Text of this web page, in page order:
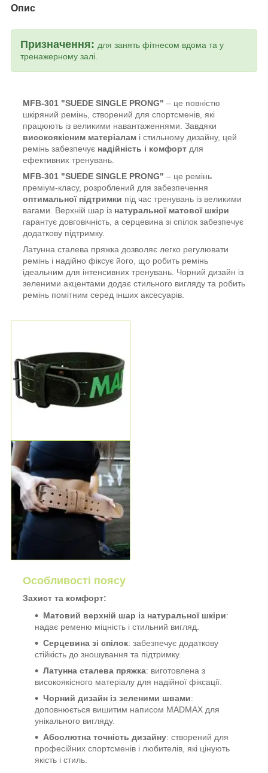
Опис
Призначення: для занять фітнесом вдома та у
тренажерному залі.
MFB-301 "SUEDE SINGLE PRONG" – це повністю
шкіряний ремінь, створений для спортсменів, які
працюють із великими навантаженнями. Завдяки
високоякісним матеріалам і стильному дизайну, цей
ремінь забезпечує надійність і комфорт для
ефективних тренувань.
MFB-301 "SUEDE SINGLE PRONG" – це ремінь
преміум-класу, розроблений для забезпечення
оптимальної підтримки під час тренувань із великими
вагами. Верхній шар із натуральної матової шкіри
гарантує довговічність, а серцевина зі спілок забезпечує
додаткову підтримку.
Латунна сталева пряжка дозволяє легко регулювати
ремінь і надійно фіксує його, що робить ремінь
ідеальним для інтенсивних тренувань. Чорний дизайн із
зеленими акцентами додає стильного вигляду та робить
ремінь помітним серед інших аксесуарів.
Особливості поясу
Захист та комфорт:
Матовий верхній шар із натуральної шкіри:
надає ременю міцність і стильний вигляд.
Серцевина зі спілок: забезпечує додаткову
стійкість до зношування та підтримку.
Латунна сталева пряжка: виготовлена з
високоякісного матеріалу для надійної фіксації.
Чорний дизайн із зеленими швами:
доповнюється вишитим написом MADMAX для
унікального вигляду.
Абсолютна точність дизайну: створений для
професійних спортсменів і любителів, які цінують
якість і стиль.